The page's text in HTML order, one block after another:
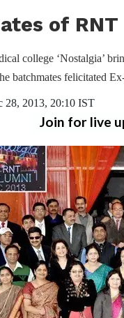
of
college ‘Nostalgia’
batchmates felicitated
28, 2013, 20:10 IST
Join for live